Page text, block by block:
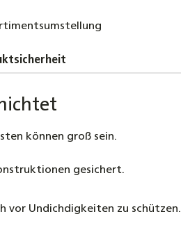
können groß sein.
gesichert.
vor Undichdigkeiten zu schützen.